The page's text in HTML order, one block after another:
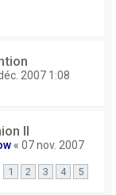
2007 1:08
II
« 07 nov. 2007
1 2 3 4 5